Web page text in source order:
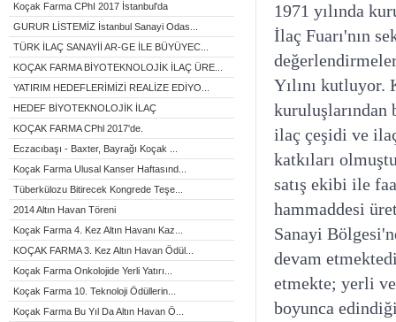
Koçak Farma CPhI 2017 İstanbul'da
GURUR LİSTEMİZ İstanbul Sanayi Odas...
TÜRK İLAÇ SANAYİİ AR-GE İLE BÜYÜYEC...
KOÇAK FARMA BİYOTEKNOLOJİK İLAÇ ÜRE...
YATIRIM HEDEFLERİMİZİ REALİZE EDİYO...
HEDEF BİYOTEKNOLOJİK İLAÇ
KOÇAK FARMA CPhl 2017'de.
Eczacıbaşı - Baxter, Bayrağı Koçak ...
Koçak Farma Ulusal Kanser Haftasınd...
Tüberkülozu Bitirecek Kongrede Teşe...
2014 Altın Havan Töreni
Koçak Farma 4. Kez Altın Havanı Kaz...
KOÇAK FARMA 3. Kez Altın Havan Ödül...
Koçak Farma Onkolojide Yerli Yatırı...
Koçak Farma 10. Teknoloji Ödüllerin...
Koçak Farma Bu Yıl Da Altın Havan Ö...
1971 yılında
İlaç Fuarı'nın
Yılını kutluyor.
kuruluşlarından
ilaç çeşidi ve
katkıları
satış ekibi ile
hammaddesi
Sanayi
devam
etmekte; yerli
boyunca